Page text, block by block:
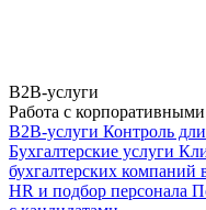
B2B-услуги
Работа с
B2B-услуги Контроль
Бухгалтерские услуги
бухгалтерских компаний
HR и подбор персонала